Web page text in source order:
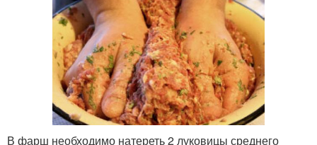
В фарш необходимо натереть 2 луковицы среднего